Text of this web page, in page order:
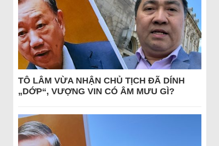
TÔ LÂM VỪA NHẬN CHỦ TỊCH ĐÃ DÍNH
„DỚP“, VƯỢNG VIN CÓ ÂM MƯU GÌ?